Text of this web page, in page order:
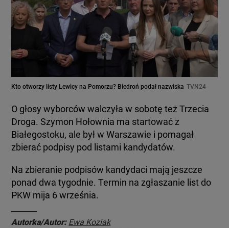
Kto otworzy listy Lewicy na Pomorzu? Biedroń podał nazwiska TVN24
O głosy wyborców walczyła w sobotę też Trzecia
Droga. Szymon Hołownia ma startować z
Białegostoku, ale był w Warszawie i pomagał
zbierać podpisy pod listami kandydatów.
Na zbieranie podpisów kandydaci mają jeszcze
ponad dwa tygodnie. Termin na zgłaszanie list do
PKW mija 6 września.
Autorka/Autor: Ewa Koziak